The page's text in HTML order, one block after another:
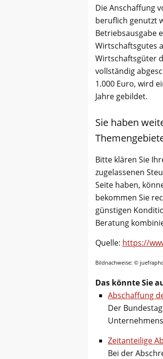
Die Anschaffung
beruflich genutzt
Betriebsausgabe
Wirtschaftsgutes
Wirtschaftsgüter
vollständig
1.000 Euro, wird
Jahre gebildet.
Sie haben
Bitte klären Sie
zugelassenen
Seite haben,
bekommen Sie
günstigen
Beratung
Quelle: https://
Bildnachweise: ©
Das könnte Sie
Abschaffung
Der
Zeitanteilige
Bei der